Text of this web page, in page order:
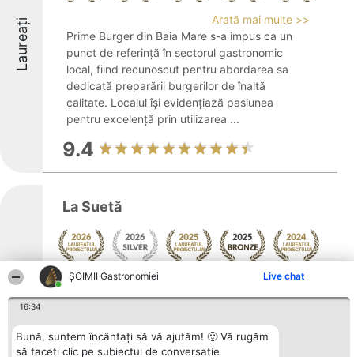
ȘOIMII Gastronomiei Live chat
16:34
Bună, suntem încântați să vă ajutăm! 🙂 Vă rugăm
să faceți clic pe subiectul de conversație
Laureați
Arată mai multe >>
Prime Burger din Baia Mare s-a impus ca un
punct de referință în sectorul gastronomic
local, fiind recunoscut pentru abordarea sa
dedicată preparării burgerilor de înaltă
calitate. Localul își evidențiază pasiunea
pentru excelență prin utilizarea ...
9.4
Laureați
La Suetă
Arată mai multe >>
Un spațiu primitor, situat în centrul orașului
atmosferă agreabilă, oferind o experiență
memorabilă pentru toți vizitatorii. La Suetă